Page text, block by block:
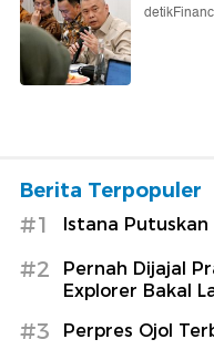
Berita Terpopuler
#1 Istana Putuskan
#2
Pernah Dijajal
Explorer Bakal
#3 Perpres Ojol